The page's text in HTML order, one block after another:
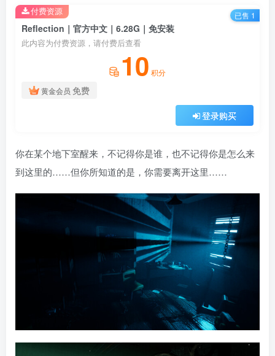
Reflection｜官方中文｜6.28G｜免安装
此内容为付费资源，请付费后查看
10 积分
黄金会员 免费
登录购买
付费资源 已售 1
你在某个地下室醒来，不记得你是谁，也不记得你是怎么来
到这里的……但你所知道的是，你需要离开这里……